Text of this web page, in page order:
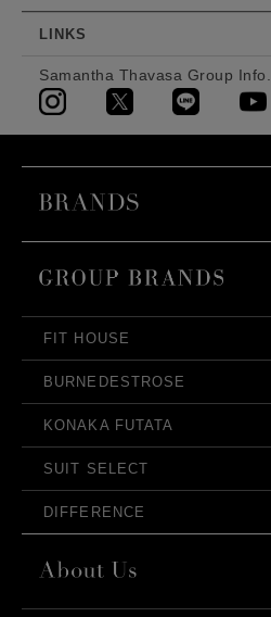
LINKS
Samantha Thavasa Group Info.
FIT HOUSE
BURNEDESTROSE
KONAKA FUTATA
SUIT SELECT
DIFFERENCE